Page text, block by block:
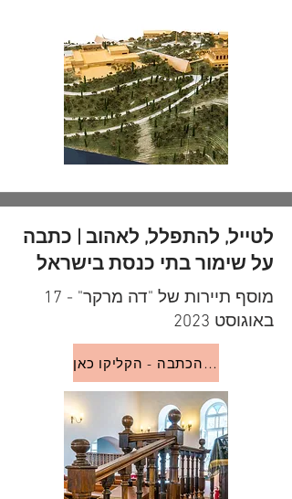
לטייל, להתפלל, לאהוב | כתבה
על שימור בתי כנסת בישראל
מוסף תיירות של "דה מרקר" - 17
באוגוסט 2023
לעמוד הכתבה - הקליקו כאן